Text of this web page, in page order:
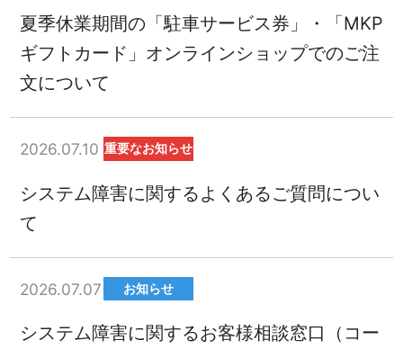
夏季休業期間の「駐車サービス券」・「MKP
ギフトカード」オンラインショップでのご注
文について
2026.07.10 重要なお知らせ
システム障害に関するよくあるご質問につい
て
2026.07.07 お知らせ
システム障害に関するお客様相談窓口（コー